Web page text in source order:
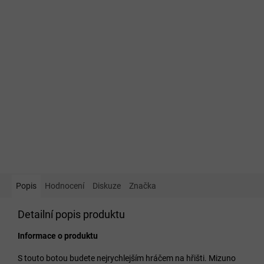
Popis Hodnocení Diskuze Značka
Detailní popis produktu
Informace o produktu
S touto botou budete nejrychlejším hráčem na hřišti. Mizuno